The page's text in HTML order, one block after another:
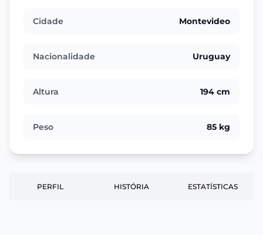
Cidade Montevideo
Nacionalidade Uruguay
Altura 194 cm
Peso 85 kg
PERFIL HISTÓRIA ESTATÍSTICAS